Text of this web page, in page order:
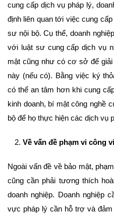
cung cấp dịch vụ pháp lý,
định liên quan tới việc cung
sư nội bộ. Cụ thể, doanh
với luật sư cung cấp dịch vụ
mật cũng như có cơ sở để
này (nếu có). Bằng việc ký
có thể an tâm hơn khi cung
kinh doanh, bí mật công nghề
bộ để họ thực hiện các dịch vụ
Về vấn đề phạm vi công
Ngoài vấn đề về bảo mật,
cũng cần phải tương thích
doanh nghiệp. Doanh nghiệp
vực pháp lý cần hỗ trợ và